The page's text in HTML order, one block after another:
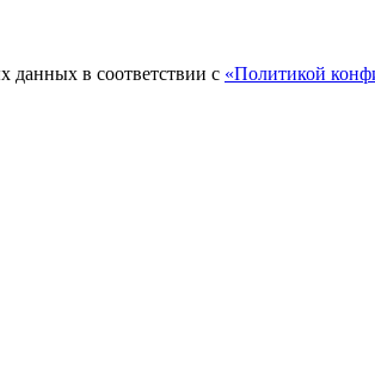
данных в соответствии с «Политикой